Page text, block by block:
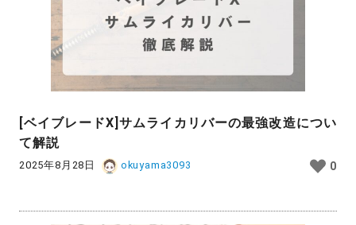
[ベイブレードX]サムライカリバーの最強改造につい
て解説
2025年8月28日 okuyama3093 0